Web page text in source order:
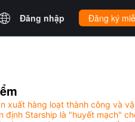
Đăng nhập Đăng ký
xuất hàng loạt thành công và
định Starship là "huyết mạch"